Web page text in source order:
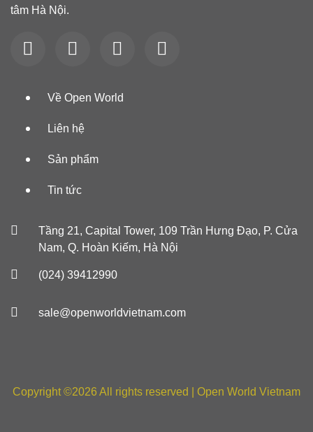
tâm Hà Nội.
Về Open World
Liên hệ
Sản phẩm
Tin tức
Tầng 21, Capital Tower, 109 Trần Hưng Đạo, P. Cửa
Nam, Q. Hoàn Kiếm, Hà Nội
(024) 39412990
sale@openworldvietnam.com
Copyright ©2026 All rights reserved | Open World Vietnam